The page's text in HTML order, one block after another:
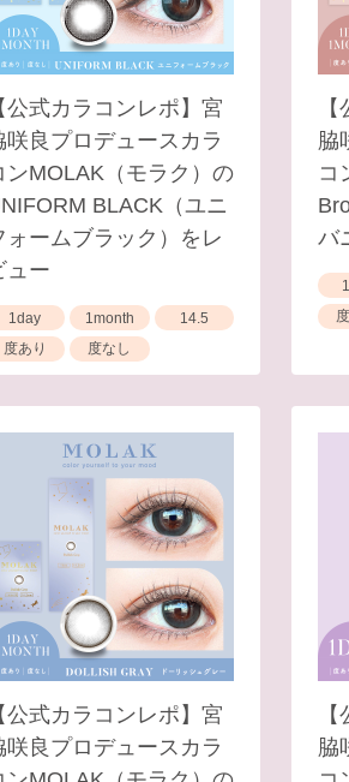
公式カラコンレポ】宮
咲良プロデュースカラ
ンMOLAK（モラク）の
BLACK（ユニ
ォームブラック）をレ
ュー
1day 1month
14.5
度あり
度なし
脇
コ
バ
公式カラコンレポ】宮
咲良プロデュースカラ
脇